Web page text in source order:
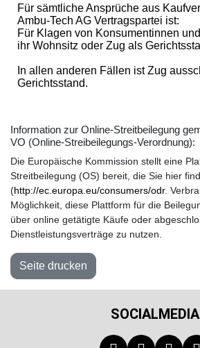
Für sämtliche Ansprüche aus
Ambu-Tech AG Vertragspartei ist:
Für Klagen von Konsumentinnen
ihr Wohnsitz oder Zug als
In allen anderen Fällen ist Zug
Gerichtsstand.
Information zur Online-Streitbeilegung
VO (Online-Streibeilegungs-Verordnung):
Die Europäische Kommission stellt eine
Streitbeilegung (OS) bereit, die Sie hier
(http://ec.europa.eu/consumers/odr.
Möglichkeit, diese Plattform für die
über online getätigte Käufe oder
Dienstleistungsverträge zu nutzen.
SOCIALMEDIA